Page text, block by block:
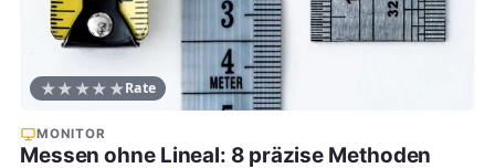
★★ ★★ ★Rate
MONITOR
Messen ohne Lineal: 8 präzise Methoden